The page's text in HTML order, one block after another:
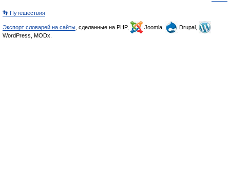
👣 Путешествия
Экспорт словарей на сайты , сделанные на PHP, Joomla,
Drupal,
WordPress, MODx.